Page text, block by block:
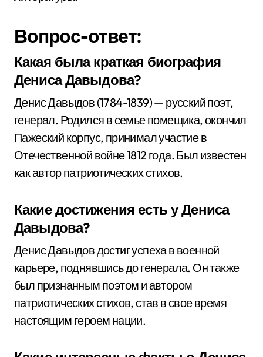
Вопрос-ответ:
Какая была краткая биография
Дениса Давыдова?
Денис Давыдов (1784-1839) — русский поэт,
генерал. Родился в семье помещика, окончил
Пажеский корпус, принимал участие в
Отечественной войне 1812 года. Был известен
как автор патриотических стихов.
Какие достижения есть у Дениса
Давыдова?
Денис Давыдов достиг успеха в военной
карьере, поднявшись до генерала. Он также
был признанным поэтом и автором
патриотических стихов, став в свое время
настоящим героем нации.